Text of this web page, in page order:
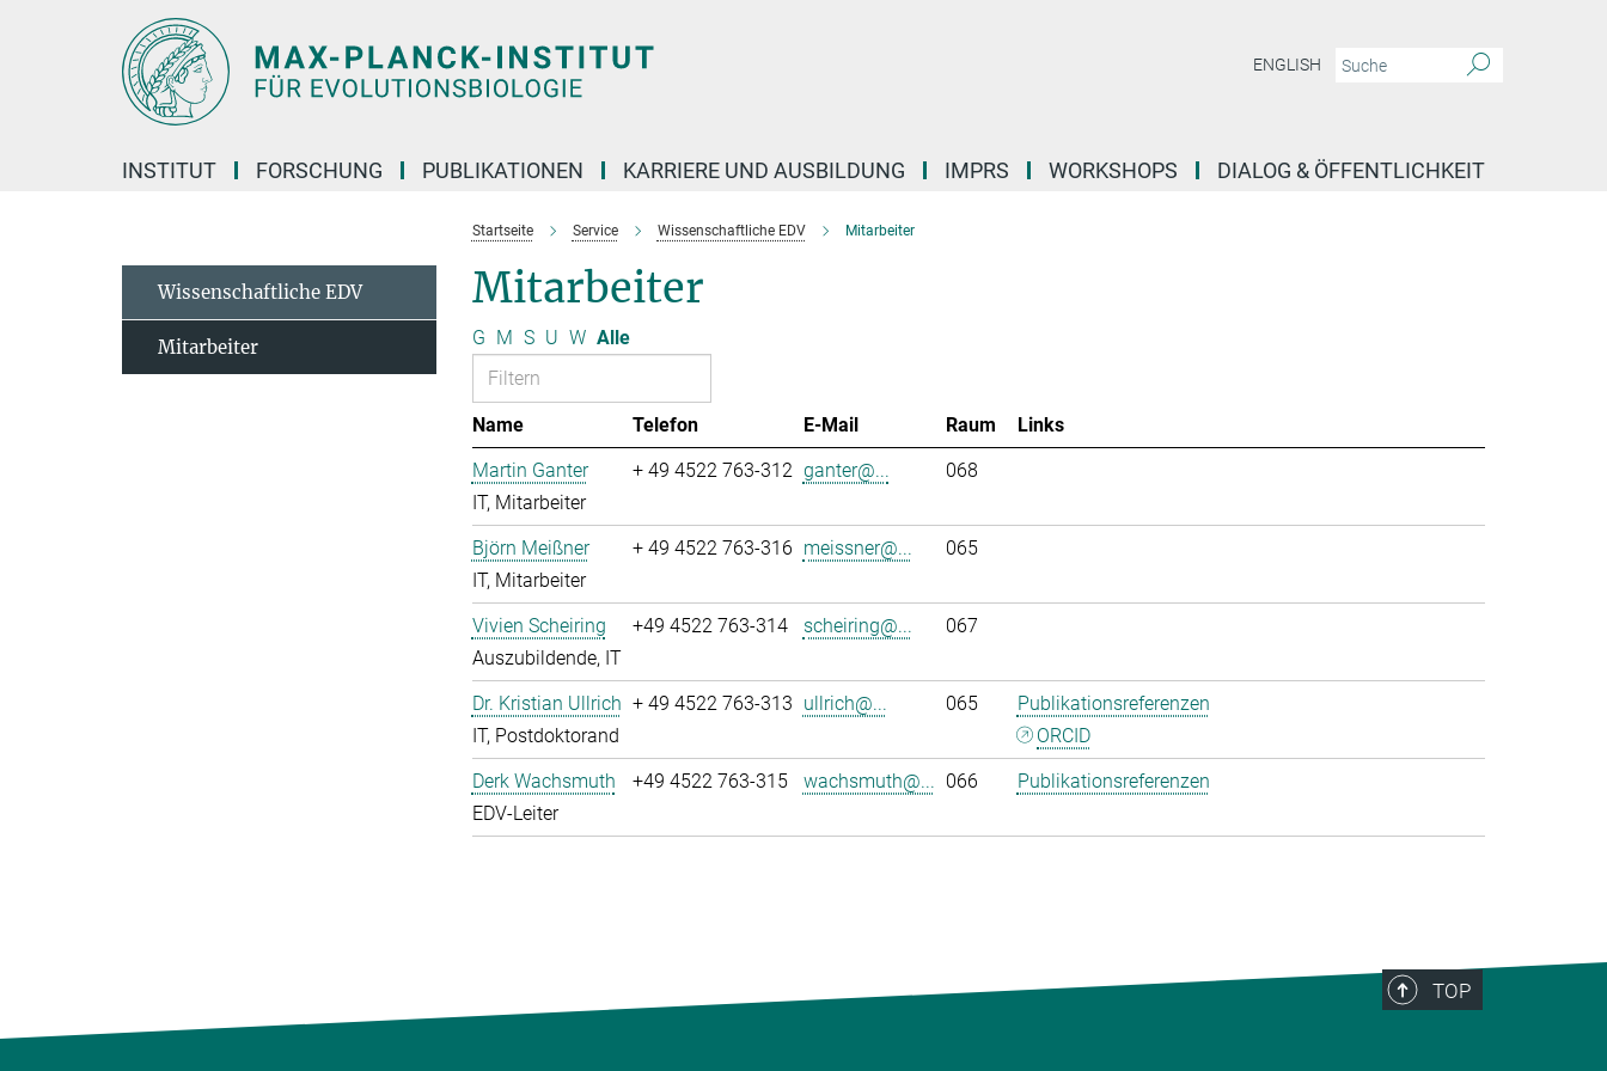
ENGLISH
INSTITUT FORSCHUNG PUBLIKATIONEN KARRIERE UND AUSBILDUNG IMPRS WORKSHOPS DIALOG & ÖFFENTLICHKEIT
Startseite Service Wissenschaftliche EDV Mitarbeiter
Mitarbeiter
G M S U W Alle
Name Telefon E-Mail Raum
Links
Martin Ganter
IT, Mitarbeiter
+ 49 4522 763-312 ganter@... 068
Björn Meißner
IT, Mitarbeiter
+ 49 4522 763-316 meissner@... 065
Vivien Scheiring
Auszubildende, IT
+49 4522 763-314 scheiring@... 067
Dr. Kristian Ullrich
IT, Postdoktorand
+ 49 4522 763-313 ullrich@... 065
Publikationsreferenzen
ORCID
Derk Wachsmuth
EDV-Leiter
+49 4522 763-315 wachsmuth@... 066 Publikationsreferenzen
Wissenschaftliche EDV
Mitarbeiter
TOP